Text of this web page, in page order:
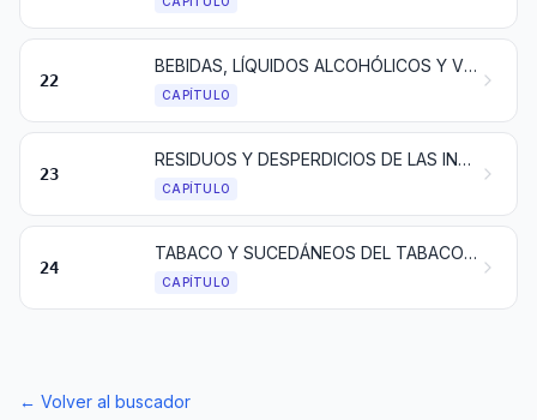
22
BEBIDAS, LÍQUIDOS ALCOHÓLICOS Y VINAGRE
CAPÍTULO
23
RESIDUOS Y DESPERDICIOS DE LAS INDUSTRIAS ALIMENTARIAS; ALIMENTOS PREPARADOS PARA ANIMALES
CAPÍTULO
24
TABACO Y SUCEDÁNEOS DEL TABACO ELABORADOS; PRODUCTOS, INCLUSO CON NICOTINA, DESTINADOS PARA LA INHALACIÓN SIN COMBUSTIÓN; OTROS PRODUCTOS QUE CONTENGAN NICOTINA DESTINADOS PARA LA ABSORCIÓN DE NICOTINA EN EL CUERPO HUMANO
CAPÍTULO
← Volver al buscador